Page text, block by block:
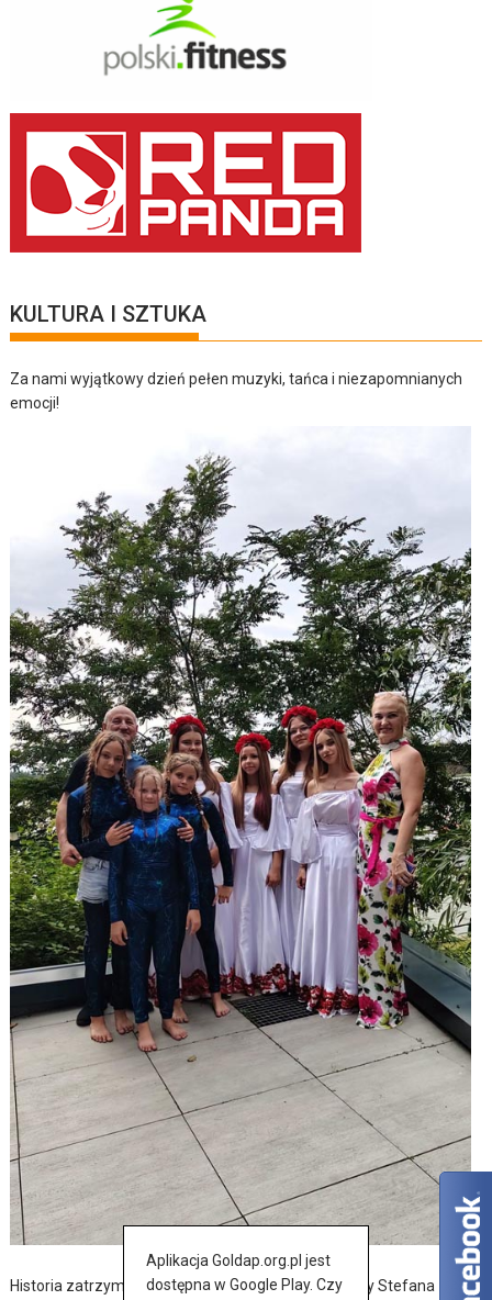
KULTURA I SZTUKA
Za nami wyjątkowy dzień pełen muzyki, tańca i niezapomnianych
emocji!
Historia zatrzymana w szkicach – wernisaż wystawy Stefana
Aplikacja Goldap.org.pl jest
dostępna w Google Play. Czy